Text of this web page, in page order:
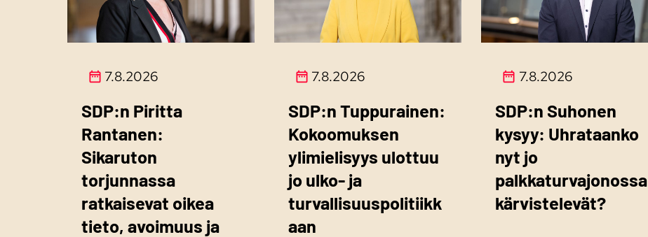
7.8.2026
SDP:n Piritta
Rantanen:
Sikaruton
torjunnassa
ratkaisevat oikea
tieto, avoimuus ja
7.8.2026
SDP:n Tuppurainen:
Kokoomuksen
ylimielisyys ulottuu
jo ulko- ja
turvallisuuspolitiikk
aan
7.8.2026
SDP:n Suhonen
kysyy: Uhrataanko
nyt jo
palkkaturvajonossa
kärvistelevät?